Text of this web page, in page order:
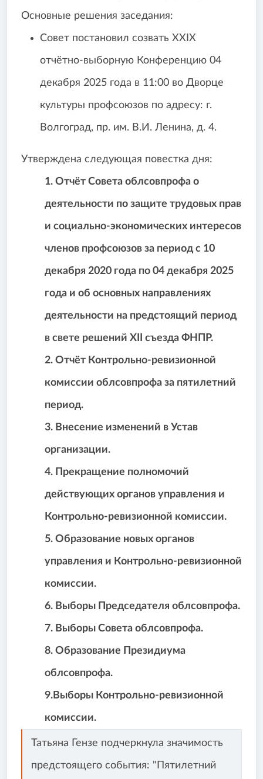
Основные решения заседания:
Совет постановил созвать XXIX
отчётно-выборную Конференцию 04
декабря 2025 года в 11:00 во Дворце
культуры профсоюзов по адресу: г.
Волгоград, пр. им. В.И. Ленина, д. 4.
Утверждена следующая повестка дня:
1. Отчёт Совета облсовпрофа о
деятельности по защите трудовых прав
и социально-экономических интересов
членов профсоюзов за период с 10
декабря 2020 года по 04 декабря 2025
года и об основных направлениях
деятельности на предстоящий период
в свете решений XII съезда ФНПР.
2. Отчёт Контрольно-ревизионной
комиссии облсовпрофа за пятилетний
период.
3. Внесение изменений в Устав
организации.
4. Прекращение полномочий
действующих органов управления и
Контрольно-ревизионной комиссии.
5. Образование новых органов
управления и Контрольно-ревизионной
комиссии.
6. Выборы Председателя облсовпрофа.
7. Выборы Совета облсовпрофа.
8. Образование Президиума
облсовпрофа.
9.Выборы Контрольно-ревизионной
комиссии.
Татьяна Гензе подчеркнула значимость
предстоящего события: "Пятилетний